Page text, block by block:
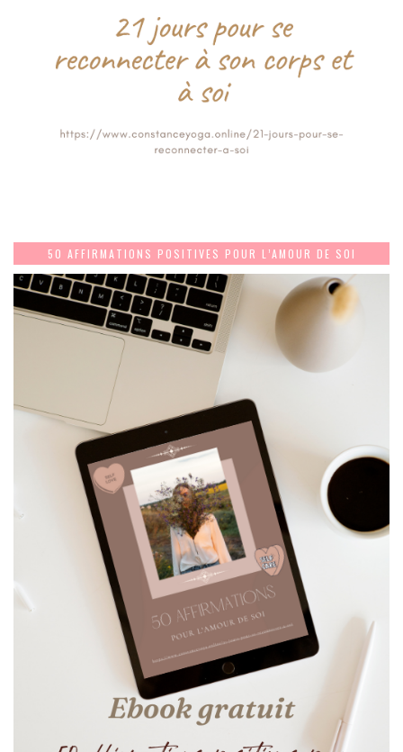
50 AFFIRMATIONS POSITIVES POUR L’AMOUR DE SOI